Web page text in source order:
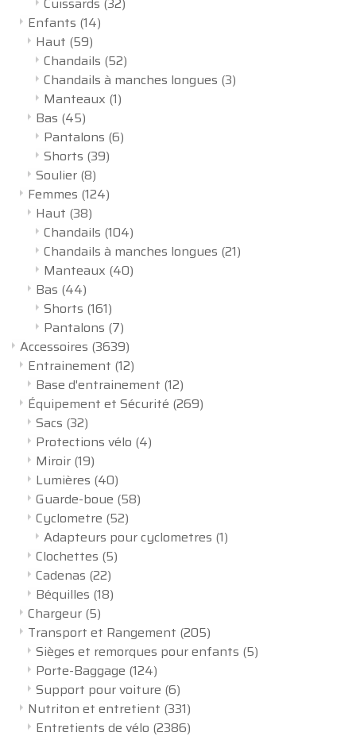
Enfants (14)
Haut (59)
Chandails (52)
Chandails à manches longues (3)
Manteaux (1)
Bas (45)
Pantalons (6)
Shorts (39)
Soulier (8)
Femmes (124)
Haut (38)
Chandails (104)
Chandails à manches longues (21)
Manteaux (40)
Bas (44)
Shorts (161)
Pantalons (7)
Accessoires (3639)
Entrainement (12)
Base d'entrainement (12)
Équipement et Sécurité (269)
Sacs (32)
Protections vélo (4)
Miroir (19)
Lumières (40)
Guarde-boue (58)
Cyclometre (52)
Adapteurs pour cyclometres (1)
Clochettes (5)
Cadenas (22)
Béquilles (18)
Chargeur (5)
Transport et Rangement (205)
Sièges et remorques pour enfants (5)
Porte-Baggage (124)
Support pour voiture (6)
Nutriton et entretient (331)
Entretients de vélo (2386)